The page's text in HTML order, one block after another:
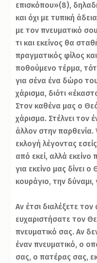
επισκόπου»(8),
και όχι με τυπική
με τον πνευματικό
τι και εκείνος θα
πραγματικός φίλος
ποθούμενο τέρμα,
για σένα ένα δώρο
χάρισμα, διότι
Στον καθένα μας ο
χάρισμα. Στέλνει τον
άλλον στην παρθενία.
εκλογή λέγοντας
από εκεί, αλλά εκείνο
για εκείνο μας δίνει
κουράγιο, την
Αν έτσι διαλέξετε
ευχαριστήσατε τον
πνευματικό σας. Αν
έναν πνευματικό, ο
σας, ο πατέρας σας,